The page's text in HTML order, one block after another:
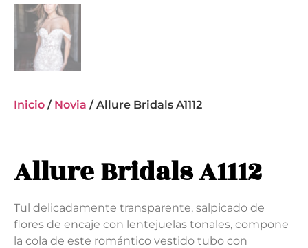
Inicio / Novia / Allure Bridals A1112
Allure Bridals A1112
Tul delicadamente transparente, salpicado de
flores de encaje con lentejuelas tonales, compone
la cola de este romántico vestido tubo con